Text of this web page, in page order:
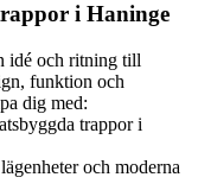
i Haninge
idé och ritning till
funktion och
dig med:
trappor i
och moderna